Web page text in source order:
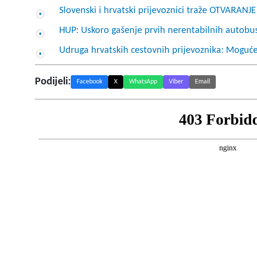
Slovenski i hrvatski prijevoznici traže OTVARANJE
HUP: Uskoro gašenje prvih nerentabilnih
Udruga hrvatskih cestovnih prijevoznika:
Podijeli: Facebook X WhatsApp Viber Email